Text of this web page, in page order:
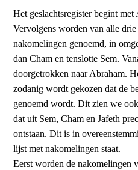
Het geslachtsregister begint
Vervolgens worden van alle
nakomelingen genoemd, in
dan Cham en tenslotte Sem.
doorgetrokken naar Abraham.
zodanig wordt gekozen dat de
genoemd wordt. Dit zien we
dat uit Sem, Cham en Jafeth
ontstaan. Dit is in
lijst met nakomelingen staat.
Eerst worden de nakomelingen